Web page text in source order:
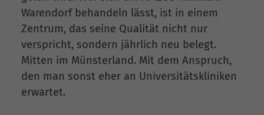
Warendorf behandeln lässt, ist in einem
Zentrum, das seine Qualität nicht nur
verspricht, sondern jährlich neu belegt.
Mitten im Münsterland. Mit dem Anspruch,
den man sonst eher an Universitätskliniken
erwartet.